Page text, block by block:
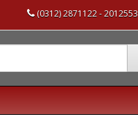
(0312) 2871122 - 2012553